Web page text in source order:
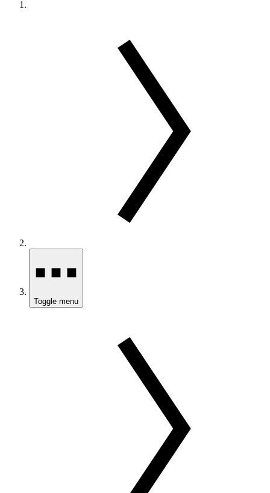
Toggle menu